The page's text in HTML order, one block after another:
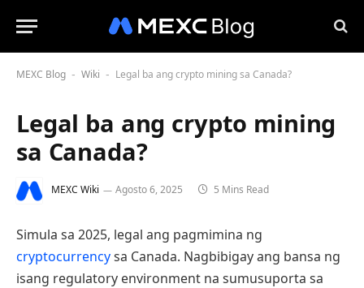
MEXC Blog - Wiki - Legal ba ang crypto mining sa Canada?
Legal ba ang crypto mining
sa Canada?
MEXC Wiki Agosto 6, 2025 5 Mins Read
Simula sa 2025, legal ang pagmimina ng
cryptocurrencysa Canada. Nagbibigay ang bansa ng
isang regulatory environment na sumusuporta sa